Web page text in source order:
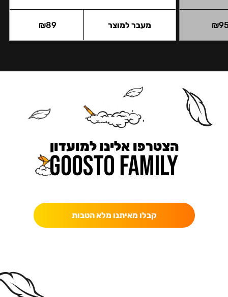
₪
₪89 מעבר למוצר
הצטרפו אלינו למועדון
קבלו מאיתנו מלא הטבות